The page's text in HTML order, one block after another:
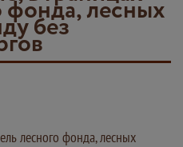
фонда, лесных
без
лесного фонда, лесных